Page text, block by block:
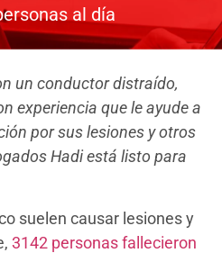
al día
un conductor distraído,
experiencia que le ayude a
por sus lesiones y otros
Hadi está listo para
suelen causar lesiones y
3142 personas fallecieron